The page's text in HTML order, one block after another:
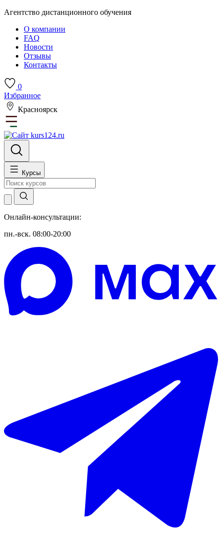
Агентство дистанционного обучения
О компании
FAQ
Новости
Отзывы
Контакты
0
Избранное
Красноярск
Курсы
Онлайн-консультации:
пн.-вск. 08:00-20:00